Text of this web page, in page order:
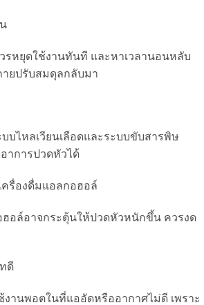
รหยุดใช้งานทันที และหาเวลานอนหลับ
ายปรับสมดุลกลับมา
บไหลเวียนเลือดและระบบขับสารพิษ
าการปวดหัวได้
ครื่องดื่มแอลกอฮอล์
อล์อาจกระตุ้นให้ปวดหัวหนักขึ้น ควรงด
ดี
งานพอตในที่แออัดหรืออากาศไม่ดี เพราะ